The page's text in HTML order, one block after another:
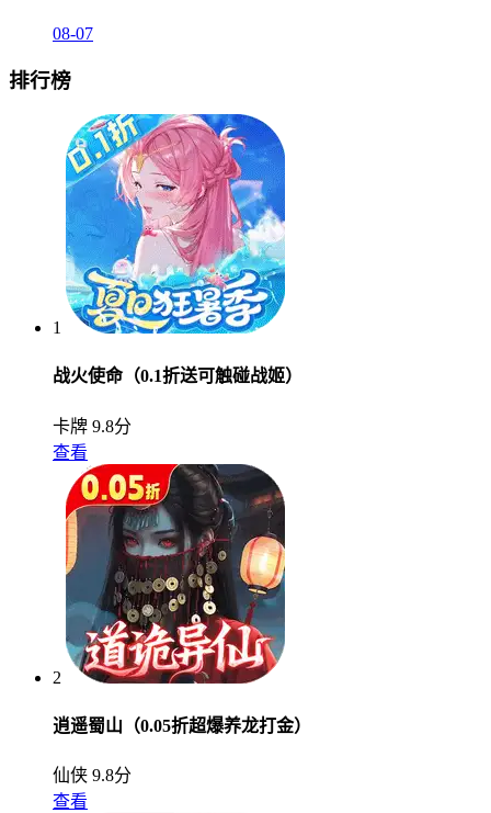
08-07
排行榜
1
战火使命（0.1折送可触碰战姬）
卡牌 9.8分
查看
2
逍遥蜀山（0.05折超爆养龙打金）
仙侠 9.8分
查看